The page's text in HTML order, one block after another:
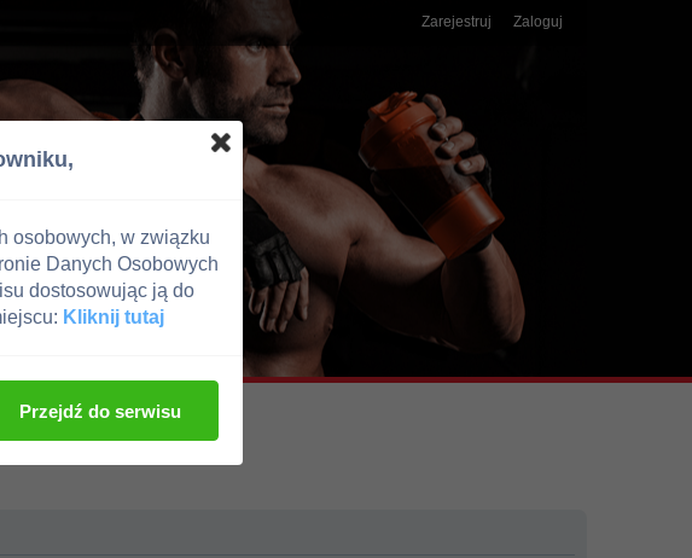
Zarejestruj Zaloguj
osobowych, w związku
Danych Osobowych
dostosowując ją do
Kliknij tutaj
Przejdź do serwisu